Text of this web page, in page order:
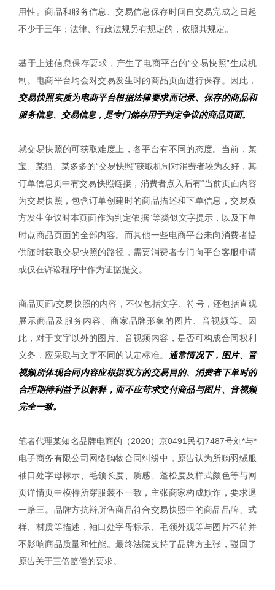
用性。商品和服务信息、交易信息保存时间自交易完成之日起
不少于三年；法律、行政法规另有规定的，依照其规定。
基于上述信息保存要求，产生了电商平台的“交易快照”生成机
制。电商平台均会对交易发生时的商品页面进行保存。因此，
交易快照实质为电商平台根据法律要求而记录、保存的商品和
服务信息、交易信息，是专门储存用于判定争议的商品页面。
就交易快照的可获取难度上，各平台有不同的态度。当前，某
宝、某猫、某多多的“交易快照”获取机制对消费者较为友好，其
订单信息页中有交易快照链接，消费者点入后有“当前页面内容
为交易快照，包含订单创建时的商品描述和下单信息，交易双
方发生争议时本页面作为判定依据”等类似文字提示，以及下单
时点商品页面的全部内容。而其他一些电商平台未向消费者提
供随时获取交易快照的路径，需要消费者专门向平台客服申请
或仅在诉讼程序中作为证据提交。
商品页面/交易快照的内容，不仅包括文字、符号，还包括直观
展示商品及服务内容、商家品牌形象的图片、音视频等。因
此，对于文字以外的图片、音视频内容，是否可构成合同权利
义务，应采取与文字不同的认定标准。
通常情况下，图片、音
视频所体现合同内容应根据双方的交易目的、消费者下单时的
合理期待利益予以解释，而不应苛求交付商品与图片、音视频
完全一致。
笔者代理某知名品牌电商的（2020）京0491民初7487号刘*与*
电子商务有限公司网络购物合同纠纷中，原告认为所购羽绒服
袖口处字母标示、毛领长度、质感、蓬松度及样式颜色等与网
页详情页中模特所穿服装不一致，主张商家构成欺诈，要求退
一赔三。品牌方抗辩所售商品符合交易快照中的商品品牌、式
样、材质等描述，袖口处字母标示、毛领外观等与图片不符并
不影响商品质量和性能。最终法院支持了品牌方主张，驳回了
原告关于三倍赔偿的要求。